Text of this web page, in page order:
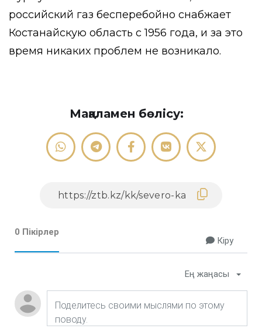
российский газ бесперебойно снабжает
Костанайскую область с 1956 года, и за это
время никаких проблем не возникало.
Мақаламен бөлісу:
0 Пікірлер
Кіру
Ең жаңасы